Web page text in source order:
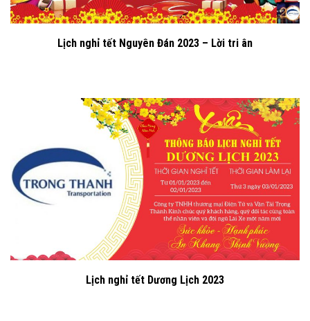
Lịch nghỉ tết Nguyên Đán 2023 – Lời tri ân
Lịch nghỉ tết Dương Lịch 2023